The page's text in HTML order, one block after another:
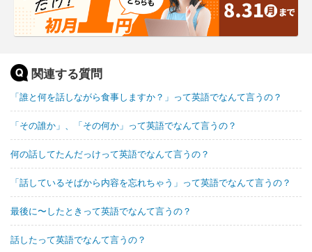
関連する質問
「誰と何を話しながら食事しますか？」って英語でなんて言うの？
「その誰か」、「その何か」って英語でなんて言うの？
何の話してたんだっけって英語でなんて言うの？
「話しているそばから内容を忘れちゃう」って英語でなんて言うの？
最後に〜したときって英語でなんて言うの？
話したって英語でなんて言うの？